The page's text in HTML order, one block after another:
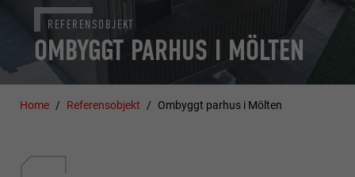
OMBYGGT PARHUS I MÖLTEN
REFERENSOBJEKT
Home Referensobjekt Ombyggt parhus i Mölten